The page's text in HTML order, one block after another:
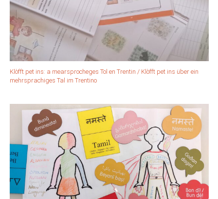
Klòfft pet ins: a mearsprocheges Tol en Trentin / Klòfft pet ins über ein
mehrsprachiges Tal im Trentino